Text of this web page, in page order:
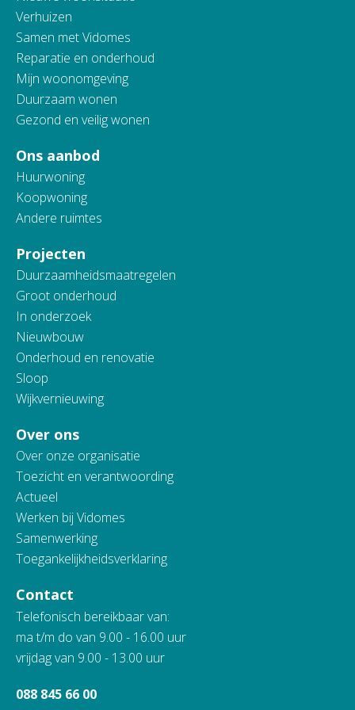
Verhuizen
Samen met Vidomes
Reparatie en onderhoud
Mijn woonomgeving
Duurzaam wonen
Gezond en veilig wonen
Ons aanbod
Huurwoning
Koopwoning
Andere ruimtes
Projecten
Duurzaamheidsmaatregelen
Groot onderhoud
In onderzoek
Nieuwbouw
Onderhoud en renovatie
Sloop
Wijkvernieuwing
Over ons
Over onze organisatie
Toezicht en verantwoording
Actueel
Werken bij Vidomes
Samenwerking
Toegankelijkheidsverklaring
Contact
Telefonisch bereikbaar van:
ma t/m do van 9.00 - 16.00 uur
vrijdag van 9.00 - 13.00 uur
088 845 66 00